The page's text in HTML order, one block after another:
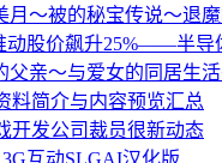
月～被的秘宝传说～退
动股价飙升25%——半导
父亲～与爱女的同居生
料简介与内容预览汇总
开发公司裁员很新动态
互动SLGAI汉化版